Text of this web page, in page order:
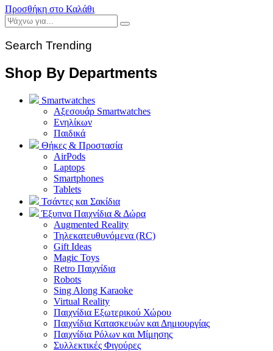
Προσθήκη στο Καλάθι
Search Trending
Shop By Departments
Smartwatches
Αξεσουάρ Smartwatches
Ενηλίκων
Παιδικά
Θήκες & Προστασία
AirPods
Laptops
Smartphones
Tablets
Τσάντες και Σακίδια
Έξυπνα Παιχνίδια & Δώρα
Augmented Reality
Τηλεκατευθυνόμενα (RC)
Gift Ideas
Magic Toys
Retro Παιχνίδια
Robots
Sing Along Karaoke
Virtual Reality
Παιχνίδια Εξωτερικού Χώρου
Παιχνίδια Κατασκευών και Δημιουργίας
Παιχνίδια Ρόλων και Μίμησης
Συλλεκτικές Φιγούρες